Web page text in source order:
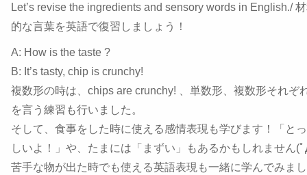
Let’s revise the ingredients and sensory words in English./
的な言葉を英語で復習しましょう！
A: How is the taste ?
B: It’s tasty, chip is crunchy!
複数形の時は、chips are crunchy! 、単数形、複数形それぞ
を言う練習も行いました。
そして、食事をした時に使える感情表現も学びます！「と
しいよ！」や、たまには「まずい」もあるかもしれません(
苦手な物が出た時でも使える英語表現も一緒に学んでみま